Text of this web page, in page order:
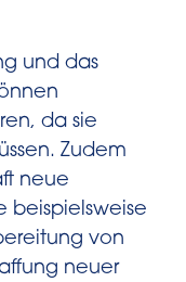
und das
da sie
Zudem
neue
beispielsweise
von
neuer